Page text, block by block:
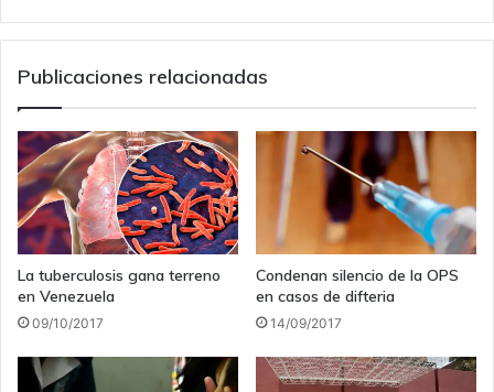
Publicaciones relacionadas
La tuberculosis gana terreno
en Venezuela
09/10/2017
Condenan silencio de la OPS
en casos de difteria
14/09/2017